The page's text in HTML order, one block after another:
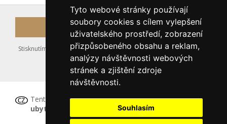
Tyto webové stránky používají
soubory cookies s cílem vylepšení
uživatelského prostředí, zobrazení
přizpůsobeného obsahu a reklam,
analýzy návštěvnosti webových
stránek a zjištění zdroje
návštěvnosti.
Souhlasím
Registrovat
Stisknutím tlačítka Registrovat souhlasíte s uložením výše zadaných
údajů do databáze serveru, viz podmínky
nakládání s osobními údaji.
Tento formulářnení určen pro registraci
ubytovacího zařízení
, tu proveďte prosím